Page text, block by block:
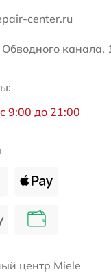
center.ru
канала,
9:00 до 21:00
центр Miele